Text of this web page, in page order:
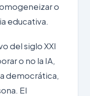
o
educativa.
del siglo XXI
o no la IA,
democrática,
El